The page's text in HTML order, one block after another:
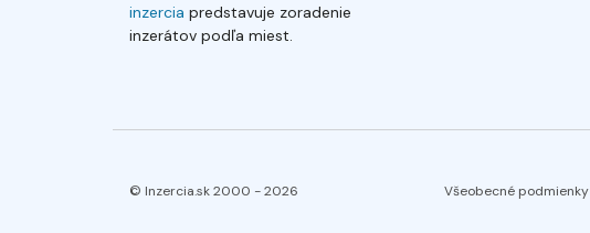
inzercia predstavuje zoradenie
inzerátov podľa miest.
© Inzercia.sk 2000 -2026 Všeobecné podmienky